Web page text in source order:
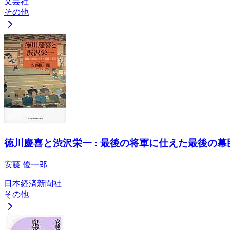
その他
徳川慶喜と渋沢栄一 : 最後の将軍に仕えた最後の幕
安藤 優一郎
日本経済新聞社
その他